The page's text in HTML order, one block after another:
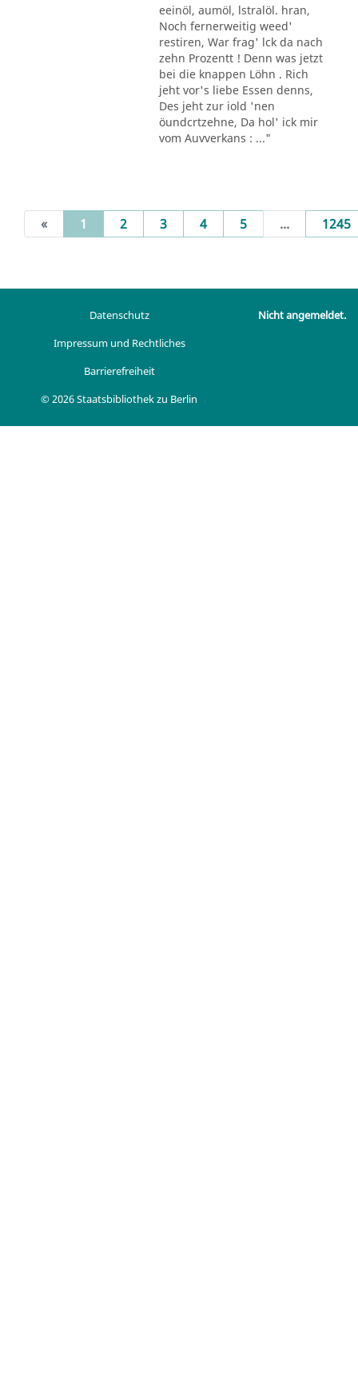
eeinöl, aumöl, lstralöl. hran,
Noch fernerweitig weed'
restiren, War frag' lck da nach
zehn Prozentt ! Denn was jetzt
bei die knappen Löhn . Rich
jeht vor's liebe Essen denns,
Des jeht zur iold 'nen
öundcrtzehne, Da hol' ick mir
vom Auvverkans : ..."
« 1 (current)
2 3 4 5 ... 1245
Datenschutz
Impressum und Rechtliches
Barrierefreiheit
© 2026 Staatsbibliothek zu Berlin
Nicht angemeldet.